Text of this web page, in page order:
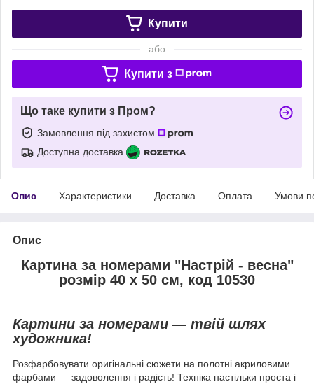
Купити
або
Купити з
Що таке купити з Пром?
Замовлення під захистом
Доступна доставка
Опис Характеристики Доставка Оплата Умови
Опис
Картина за номерами "Настрій - весна"
розмір 40 х 50 см, код 10530
Картини за номерами — твій шлях
художника!
Розфарбовувати оригінальні сюжети на полотні акриловими
фарбами — задоволення і радість! Техніка настільки проста і